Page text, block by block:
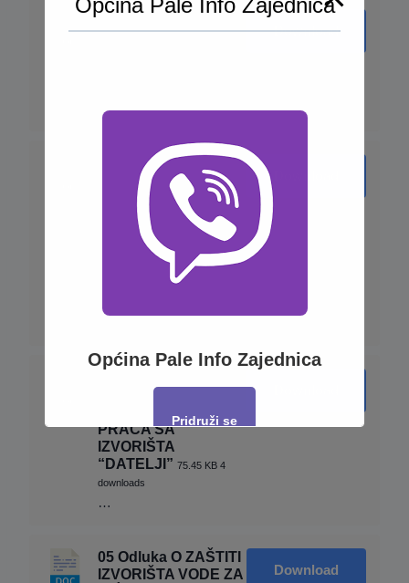
08 Odluka o
imenovanju
…
Download
07 Odluka o
ZONAMA
SANITARNE
ZAŠTITE I
ZAŠTITNIM
MJERAMA SA
IZVORIŠTA DONJA
ČEMERNICA
IZVORIŠTA VODE ZA
PIĆE ZA NASELJE
PRAČA SA
IZVORIŠTA
“DATELJI” 75.45 KB 4
downloads
…
05 Odluka O ZAŠTITI
IZVORIŠTA VODE ZA
Download
Općina Pale Info Zajednica
Pridruži se
This will close in